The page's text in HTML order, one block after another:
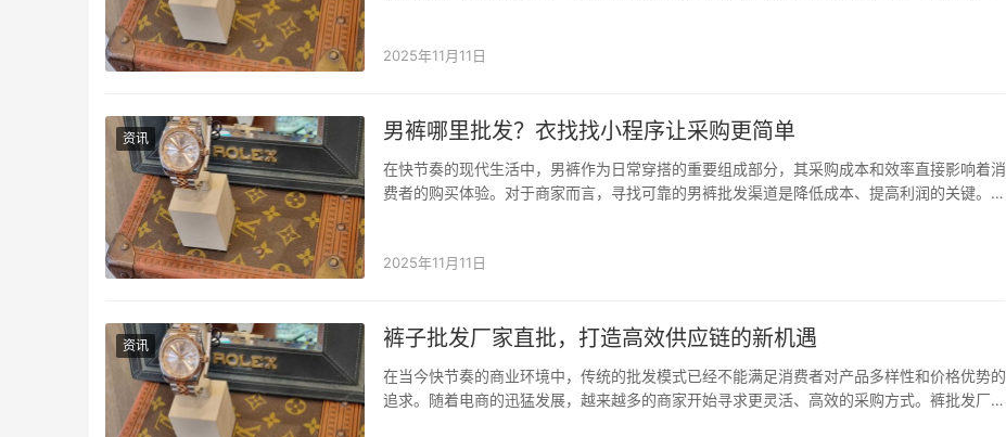
2025年11月11日
资讯 男裤哪里批发？衣找找小程序让采购更简单
在快节奏的现代生活中，男裤作为日常穿搭的重要组成部分，其采购成本和效率直接影响着消
费者的购买体验。对于商家而言，寻找可靠的男裤批发渠道是降低成本、提高利润的关键。而
2025年11月11日
资讯 裤子批发厂家直批，打造高效供应链的新机遇
在当今快节奏的商业环境中，传统的批发模式已经不能满足消费者对产品多样性和价格优势的
追求。随着电商的迅猛发展，越来越多的商家开始寻求更灵活、高效的采购方式。裤批发厂家